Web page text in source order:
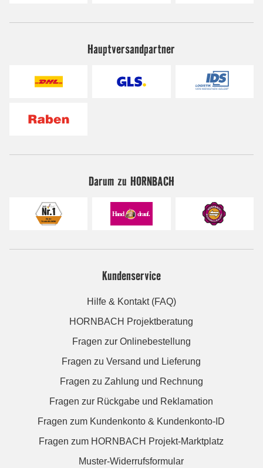
Hauptversandpartner
Darum zu HORNBACH
Kundenservice
Hilfe & Kontakt (FAQ)
HORNBACH Projektberatung
Fragen zur Onlinebestellung
Fragen zu Versand und Lieferung
Fragen zu Zahlung und Rechnung
Fragen zur Rückgabe und Reklamation
Fragen zum Kundenkonto & Kundenkonto-ID
Fragen zum HORNBACH Projekt-Marktplatz
Muster-Widerrufsformular